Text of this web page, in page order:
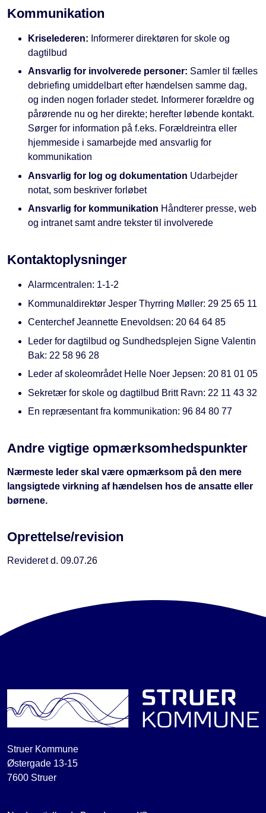
Kommunikation
Kriselederen: Informerer direktøren for skole og
dagtilbud
Ansvarlig for involverede personer: Samler til fælles
debriefing umiddelbart efter hændelsen samme dag,
og inden nogen forlader stedet. Informerer forældre og
pårørende nu og her direkte; herefter løbende kontakt.
Sørger for information på f.eks. Forældreintra eller
hjemmeside i samarbejde med ansvarlig for
kommunikation
Ansvarlig for log og dokumentation Udarbejder
notat, som beskriver forløbet
Ansvarlig for kommunikation Håndterer presse, web
og intranet samt andre tekster til involverede
Kontaktoplysninger
Alarmcentralen: 1-1-2
Kommunaldirektør Jesper Thyrring Møller: 29 25 65 11
Centerchef Jeannette Enevoldsen: 20 64 64 85
Leder for dagtilbud og Sundhedsplejen Signe Valentin
Bak: 22 58 96 28
Leder af skoleområdet Helle Noer Jepsen: 20 81 01 05
Sekretær for skole og dagtilbud Britt Ravn: 22 11 43 32
En repræsentant fra kommunikation: 96 84 80 77
Andre vigtige opmærksomhedspunkter
Nærmeste leder skal være opmærksom på den mere
langsigtede virkning af hændelsen hos de ansatte eller
børnene.
Oprettelse/revision
Revideret d. 09.07.26
Struer Kommune
Østergade 13-15
7600 Struer